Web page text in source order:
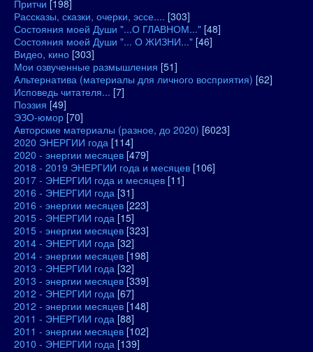
Притчи [198]
Рассказы, сказки, очерки, эссе.... [303]
Состояния моей Души "...О ГЛАВНОМ..." [48]
Состояния моей Души "... О ЖИЗНИ..." [46]
Видео, кино [303]
Мои озвученные размышления [51]
Альтернатива (материалы для личного восприятия) [62]
Исповедь читателя... [7]
Поэзия [49]
ЭЗО-юмор [70]
Авторские материалы (разное, до 2020) [6023]
2020 ЭНЕРГИИ года [114]
2020 - энергии месяцев [479]
2018 - 2019 ЭНЕРГИИ года и месяцев [106]
2017 - ЭНЕРГИИ года и месяцев [11]
2016 - ЭНЕРГИИ года [31]
2016 - энергии месяцев [223]
2015 - ЭНЕРГИИ года [15]
2015 - энергии месяцев [323]
2014 - ЭНЕРГИИ года [32]
2014 - энергии месяцев [198]
2013 - ЭНЕРГИИ года [32]
2013 - энергии месяцев [339]
2012 - ЭНЕРГИИ года [67]
2012 - энергии месяцев [148]
2011 - ЭНЕРГИИ года [88]
2011 - энергии месяцев [102]
2010 - ЭНЕРГИИ года [139]